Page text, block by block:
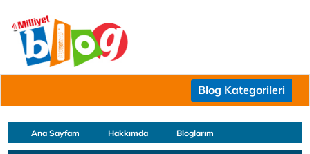
Blog Kategorileri
Ana Sayfam Hakkımda Bloglarım